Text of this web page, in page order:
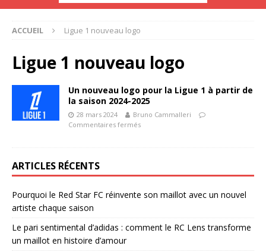
ACCUEIL Ligue 1 nouveau logo
Ligue 1 nouveau logo
Un nouveau logo pour la Ligue 1 à partir de
la saison 2024-2025
28 mars 2024
Bruno Cammalleri
Commentaires fermés
ARTICLES RÉCENTS
Pourquoi le Red Star FC réinvente son maillot avec un nouvel
artiste chaque saison
Le pari sentimental d’adidas : comment le RC Lens transforme
un maillot en histoire d’amour